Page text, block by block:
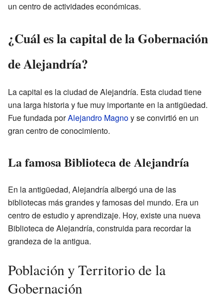
un centro de actividades económicas.
¿Cuál es la capital de la Gobernación
de Alejandría?
La capital es la ciudad de Alejandría. Esta ciudad tiene
una larga historia y fue muy importante en la antigüedad.
Fue fundada porAlejandro Magnoy se convirtió en un
gran centro de conocimiento.
La famosa Biblioteca de Alejandría
En la antigüedad, Alejandría albergó una de las
bibliotecas más grandes y famosas del mundo. Era un
centro de estudio y aprendizaje. Hoy, existe una nueva
Biblioteca de Alejandría, construida para recordar la
grandeza de la antigua.
Población y Territorio de la
Gobernación